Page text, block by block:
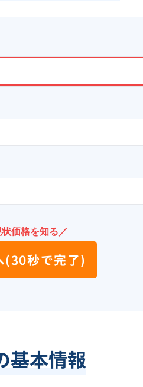
価格を知る／
(30秒で完了)
基本情報